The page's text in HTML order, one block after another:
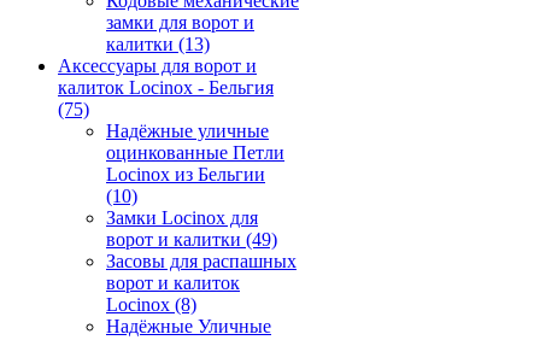
замки для ворот и
калитки (13)
Аксессуары для ворот и
калиток Locinox - Бельгия
(75)
Надёжные уличные
оцинкованные Петли
Locinox из Бельгии
(10)
Замки Locinox для
ворот и калитки (49)
Засовы для распашных
ворот и калиток
Locinox (8)
Надёжные Уличные